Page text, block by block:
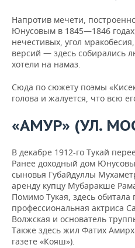
Напротив мечети,
Юнусовым в 1845—1846
нечестивых, угол
версий — здесь собирались
хотели на намаз.
Сюда по сюжету поэмы
голова и жалуется, что всю
«АМУР» (УЛ.
В декабре 1912-го Тукай
Ранее доходный дом
сыновья Губайдуллы
аренду купцу Мубаракше
Помимо Тукая, здесь обитала
профессиональная актриса
Волжская и основатель
Также здесь жил Фатих
газете «Кояш»).